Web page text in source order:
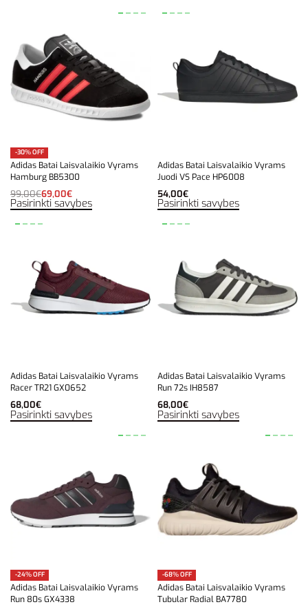
-30% OFF
Adidas Batai Laisvalaikio Vyrams
Hamburg BB5300
99,00€69,00€
Pasirinkti savybes
Adidas Batai Laisvalaikio Vyrams
Juodi VS Pace HP6008
54,00€
Pasirinkti savybes
Adidas Batai Laisvalaikio Vyrams
Racer TR21 GX0652
68,00€
Pasirinkti savybes
Adidas Batai Laisvalaikio Vyrams
Run 72s IH8587
68,00€
Pasirinkti savybes
-24% OFF
Adidas Batai Laisvalaikio Vyrams
Run 80s GX4338
-68% OFF
Adidas Batai Laisvalaikio Vyrams
Tubular Radial BA7780